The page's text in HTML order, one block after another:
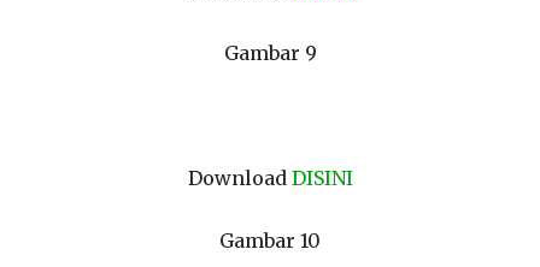
Gambar 9
Download DISINI
Gambar 10